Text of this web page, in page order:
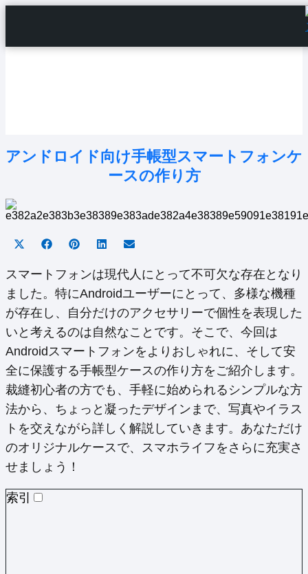
アンドロイド向け手帳型スマートフォンケ
ースの作り方
Share
X
(Twitter)
Share
Facebook
Share
Pinterest
Share
LinkedInEmail
スマートフォンは現代人にとって不可欠な存在となり
ました。特にAndroidユーザーにとって、多様な機種
が存在し、自分だけのアクセサリーで個性を表現した
いと考えるのは自然なことです。そこで、今回は
Androidスマートフォンをよりおしゃれに、そして安
全に保護する手帳型ケースの作り方をご紹介します。
裁縫初心者の方でも、手軽に始められるシンプルな方
法から、ちょっと凝ったデザインまで、写真やイラス
トを交えながら詳しく解説していきます。あなただけ
のオリジナルケースで、スマホライフをさらに充実さ
せましょう！
索引